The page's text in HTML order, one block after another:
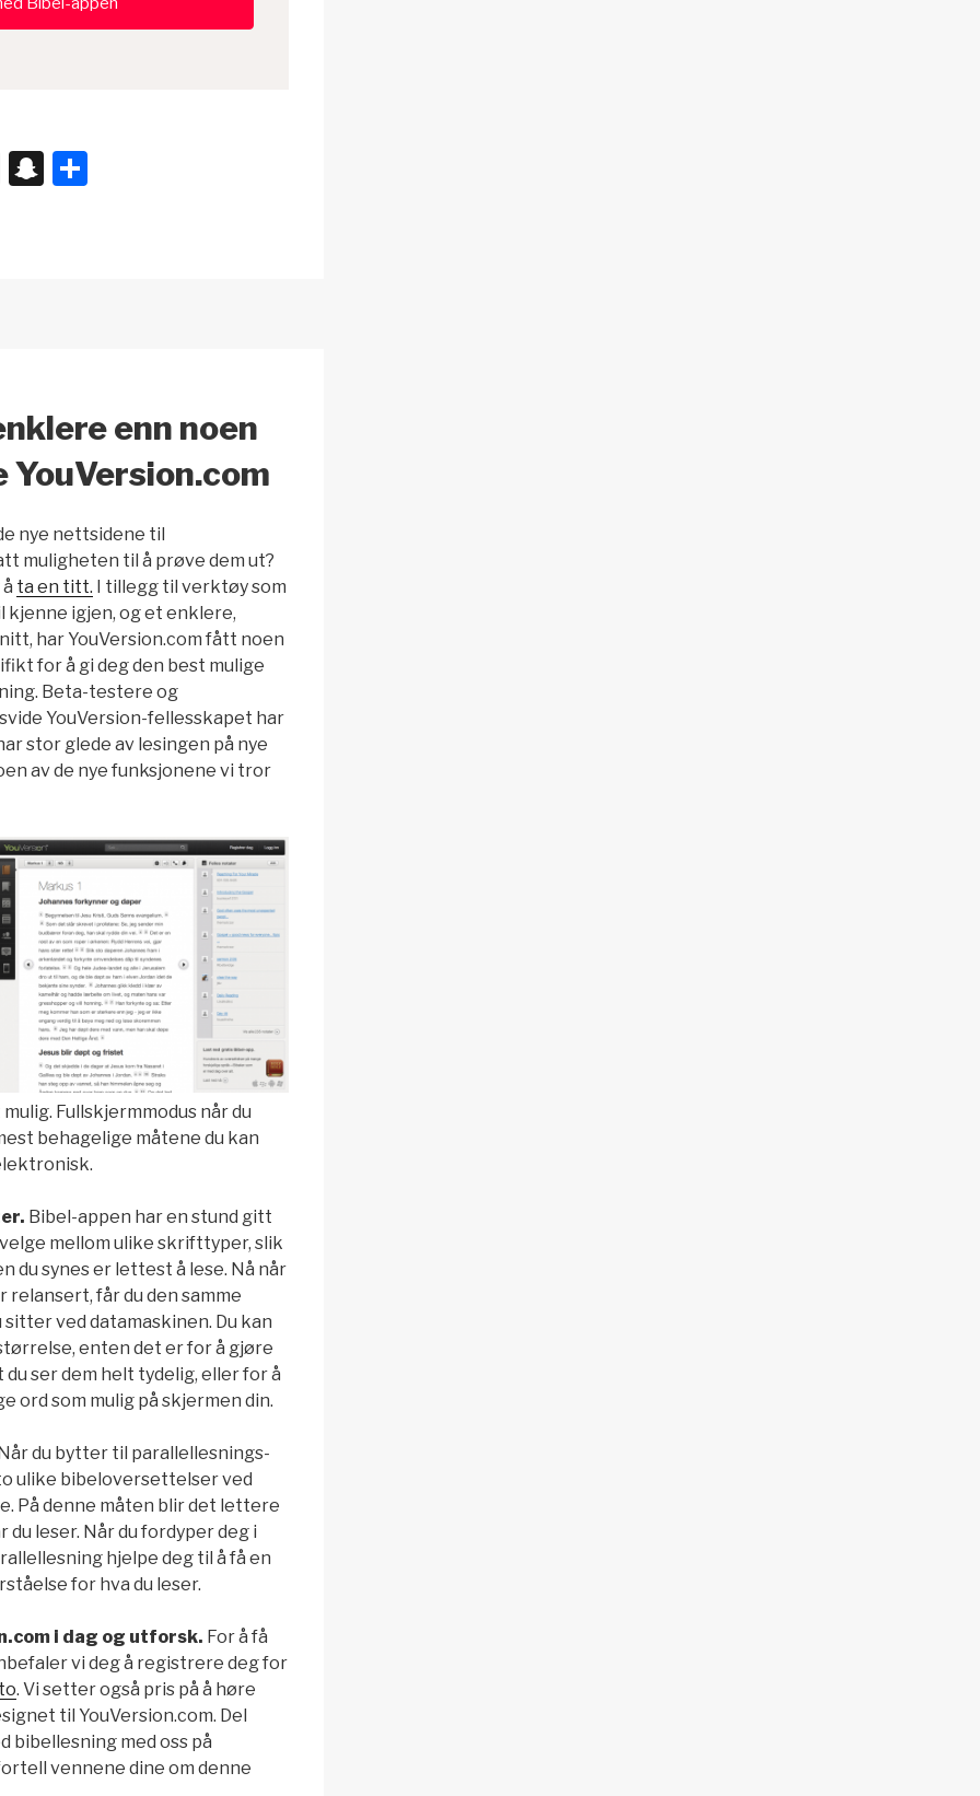
X
S
enn noen
YouVersion.com
nye nettsidene til
muligheten til å prøve dem ut?
ta en titt. I tillegg til verktøy som
kjenne igjen, og et enklere,
har YouVersion.com fått noen
for å gi deg den best mulige
Beta-testere og
YouVersion-fellesskapet har
stor glede av lesingen på nye
av de nye funksjonene vi tror
Fullskjermmodus når du
behagelige måtene du kan
Bibel-appen har en stund gitt
mellom ulike skrifttyper, slik
du synes er lettest å lese. Nå når
relansert, får du den samme
ved datamaskinen. Du kan
enten det er for å gjøre
ser dem helt tydelig, eller for å
ord som mulig på skjermen din.
du bytter til parallellesnings-
ulike bibeloversettelser ved
På denne måten blir det lettere
du leser. Når du fordyper deg i
hjelpe deg til å få en
for hva du leser.
i dag og utforsk. For å få
vi deg å registrere deg for
. Vi setter også pris på å høre
til YouVersion.com. Del
bibellesning med oss på
vennene dine om denne